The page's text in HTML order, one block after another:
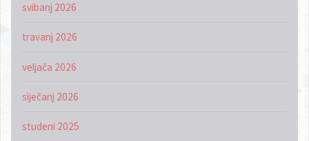
svibanj 2026
travanj 2026
veljača 2026
siječanj 2026
studeni 2025